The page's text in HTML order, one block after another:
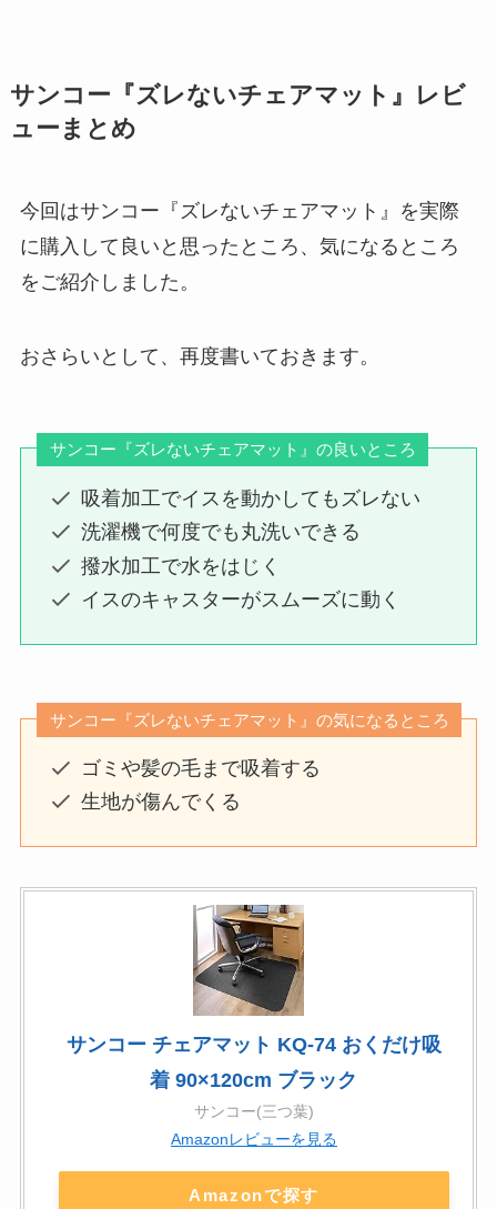
サンコー『ズレないチェアマット』レビ
ューまとめ
今回はサンコー『ズレないチェアマット』を実際
に購入して良いと思ったところ、気になるところ
をご紹介しました。
おさらいとして、再度書いておきます。
サンコー『ズレないチェアマット』の良いところ
吸着加工でイスを動かしてもズレない
洗濯機で何度でも丸洗いできる
撥水加工で水をはじく
イスのキャスターがスムーズに動く
サンコー『ズレないチェアマット』の気になるところ
ゴミや髪の毛まで吸着する
生地が傷んでくる
サンコー チェアマット KQ-74 おくだけ吸
着 90×120cm ブラック
サンコー(三つ葉)
Amazonレビューを見る
Amazonで探す